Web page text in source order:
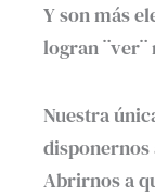
Y son más
logran
Nuestra
Abrirnos a